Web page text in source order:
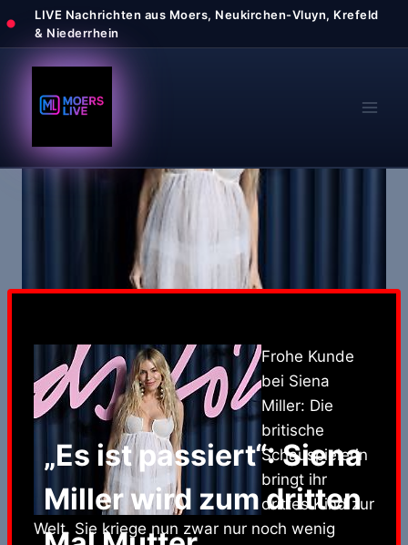
Inhalt
springen
„Es ist passiert“: Siena
Miller wird zum dritten
Frohe Kunde
bei Siena
Miller: Die
britische
Schauspielerin
bringt ihr
drittes Kind zur
Welt. Sie kriege nun zwar nur noch wenig